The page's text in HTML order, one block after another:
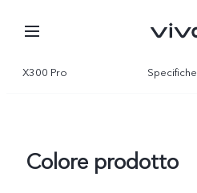
X300 Pro Specifiche
Colore prodotto